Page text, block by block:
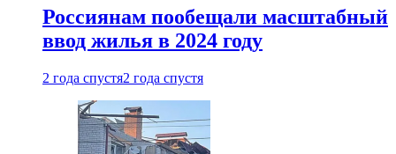
Россиянам пообещали масштабный
ввод жилья в 2024 году
2 года спустя2 года спустя